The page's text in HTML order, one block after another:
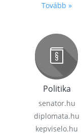
Tovább »
Politika
senator.hu
diplomata.hu
kepviselo.hu